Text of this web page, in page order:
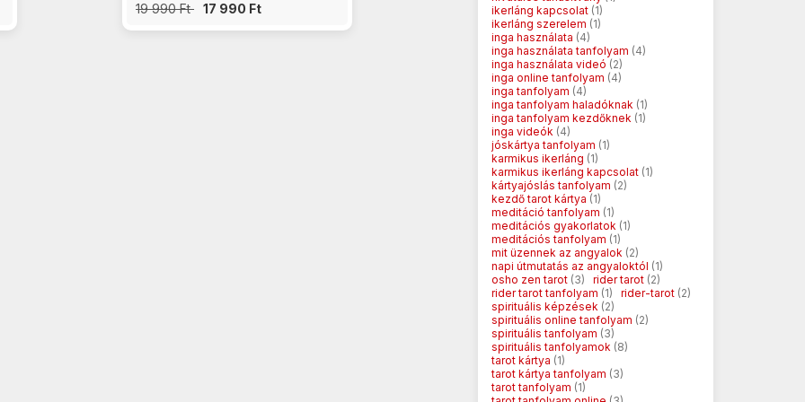
ikerláng kapcsolat (1)
ikerláng szerelem (1)
inga használata (4)
inga használata tanfolyam (4)
inga használata videó (2)
inga online tanfolyam (4)
inga tanfolyam (4)
inga tanfolyam haladóknak (1)
inga tanfolyam kezdőknek (1)
inga videók (4)
jóskártya tanfolyam (1)
karmikus ikerláng (1)
karmikus ikerláng kapcsolat (1)
kártyajóslás tanfolyam (2)
kezdő tarot kártya (1)
meditáció tanfolyam (1)
meditációs gyakorlatok (1)
meditációs tanfolyam (1)
mit üzennek az angyalok (2)
napi útmutatás az angyaloktól (1)
osho zen tarot (3) rider tarot (2)
rider tarot tanfolyam (1) rider-tarot (2)
spirituális képzések (2)
spirituális online tanfolyam (2)
spirituális tanfolyam (3)
spirituális tanfolyamok (8)
tarot kártya (1)
tarot kártya tanfolyam (3)
tarot tanfolyam (1)
19 990 Ft 17 990 Ft